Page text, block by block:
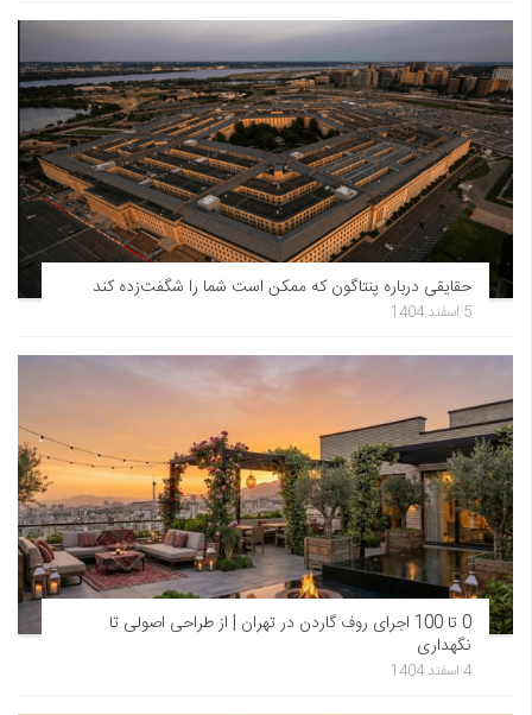
حقایقی درباره پنتاگون که ممکن است شما را شگفت‌زده کند
5 اسفند 1404
0 تا 100 اجرای روف گاردن در تهران | از طراحی اصولی تا
نگهداری
4 اسفند 1404